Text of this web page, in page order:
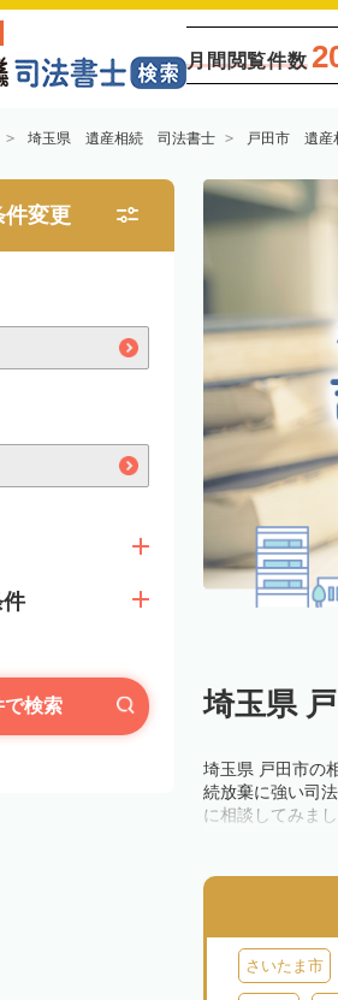
月間閲覧件数
埼玉県 遺産相続 司法書士 戸田市 遺産
件変更
で検索 埼玉県
埼玉県 戸田市の
続放棄に強い司
に相談してみまし
さいたま市